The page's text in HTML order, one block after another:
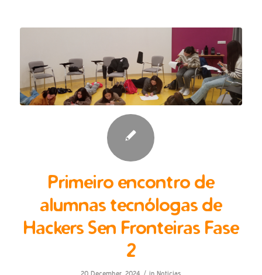
Primeiro encontro de
alumnas tecnólogas de
Hackers Sen Fronteiras Fase
2
/